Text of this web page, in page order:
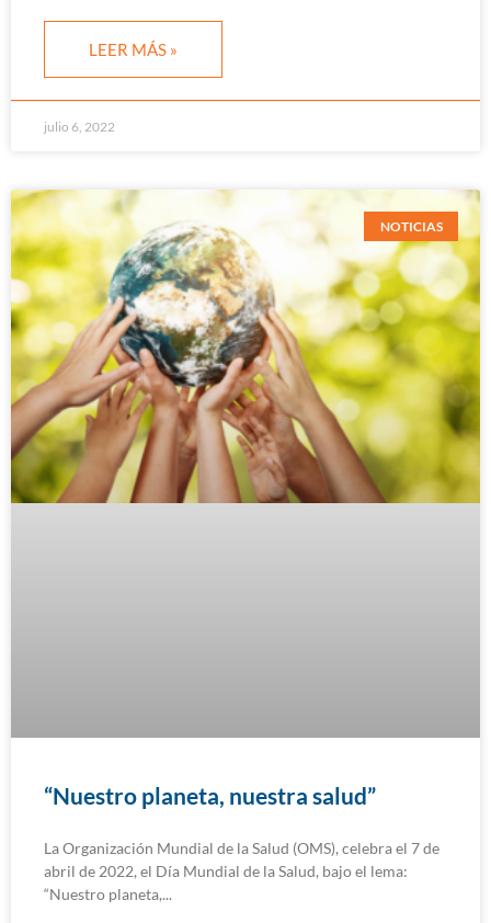
LEER MÁS »
julio 6, 2022
NOTICIAS
“Nuestro planeta, nuestra salud”
La Organización Mundial de la Salud (OMS), celebra el 7 de
abril de 2022, el Día Mundial de la Salud, bajo el lema:
“Nuestro planeta,